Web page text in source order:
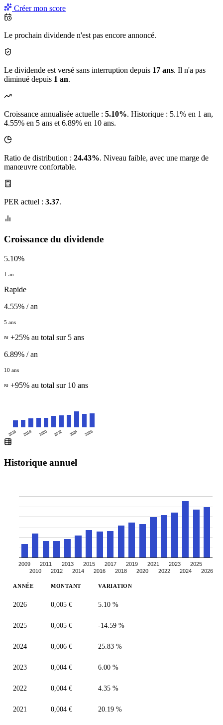
Créer mon score
Le prochain dividende n'est pas encore annoncé.
Le dividende est versé sans interruption depuis 17 ans. Il n'a pas
diminué depuis 1 an.
Croissance annualisée actuelle : 5.10%. Historique : 5.1% en 1 an,
4.55% en 5 ans et 6.89% en 10 ans.
Ratio de distribution : 24.43%. Niveau faible, avec une marge de
manœuvre confortable.
PER actuel : 3.37.
Croissance du dividende
5.10%
1 an
Rapide
4.55% / an
5 ans
≈ +25% au total sur 5 ans
6.89% / an
10 ans
≈ +95% au total sur 10 ans
2016 2018 2020 2022 2024 2026
Historique annuel
2009
2010
2011
2012
2013
2014
2015
2016
2017
2018
2019
2020
2021
2022
2023
2024
2025
2026
ANNÉE MONTANT VARIATION
2026 0,005 € 5.10 %
2025 0,005 € -14.59 %
2024 0,006 € 25.83 %
2023 0,004 € 6.00 %
2022 0,004 € 4.35 %
2021 0,004 € 20.19 %